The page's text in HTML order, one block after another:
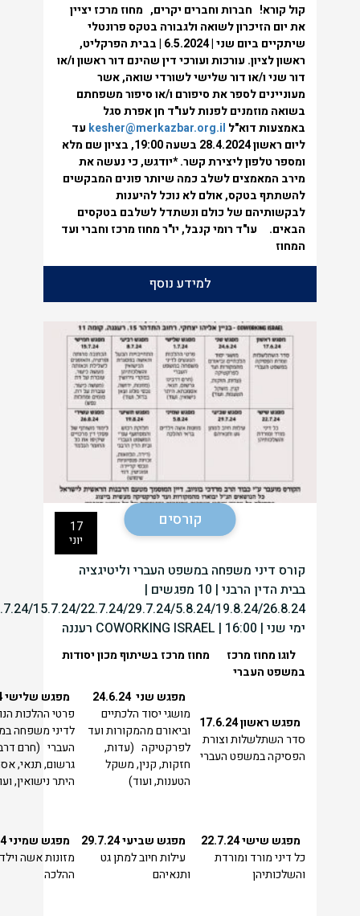
קול קורא! חברות וחברים יקרים, מחוז מרכז יציין
את יום הזיכרון לשואה ולגבורה בטקס פרונטלי
שיתקיים ביום שני | 6.5.2024 | בבית הפרקליט,
ראשון לציון. עורכות ועורכי דין שהינם דור ראשון ו/או
דור שני ו/או דור שלישי לשורדי שואה, אשר
מעוניינים לספר את סיפורם ו/או סיפור משפחתם
בשואה מוזמנים לפנות לעו"ד חן אפרת סגל
באמצעות דוא"ל kesher@merkazbar.org.il עד
ליום ראשון 28.4.2024 בשעה 19:00, בציון שם מלא
ומספר טלפון ליצירת קשר.*יודגש, כי נעשה את
מירב המאמצים לשלב כמה שיותר פונים המבקשים
להשתתף בטקס, אולם לא נוכל להיענות
לבקשותיהם של כולם ונשתדל לשלבם בטקסים
הבאים.
עו"ד רומי קנבל,יו"ר מחוז מרכז וחברי ועד
המחוז
למידע נוסף
קורסים
17
יוני
קורס דיני משפחה במשפט העברי וליטיגציה
בבית הדין הרבני | 10 מפגשים |
ימי שני | 16:00 | COWORKING ISRAEL רעננה
לוגו מחוז מרכז
מחוז מרכז בשיתוף מכון יסודות
במשפט העברי
מפגש ראשון17.6.24
סדר השתלשלות וצורת
הפסיקה במשפט העברי
מפגש שני 24.6.24
מושגי יסוד הלכתיים
וביאורם מהמקורות ועד
לפרקטיקה (עדות,
חזקות, קנין, משקל
הטענות, ועוד)
מפגש שלישי
פרטי ההלכות
לדיני משפחה
העברי (חרם
גרשום, תנאי,
היתר נישואין,
מפגש שישי22.7.24
כל דיני מורד ומורדת
והשלכותיהן
מפגש שביעי29.7.24
עילות חיוב למתן גט
ותנאיהם
מפגש שמיני
מזונות אשה
ההלכה